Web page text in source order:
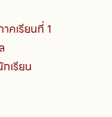
คเรียนที่ 1
เรียน